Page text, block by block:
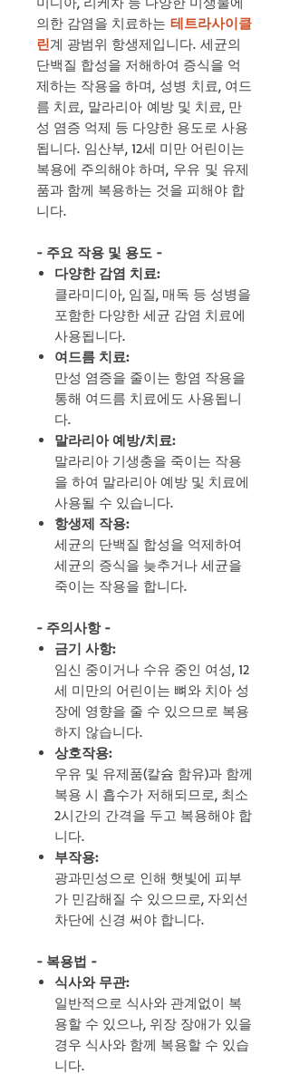
의한 감염을 치료하는 테트라사이클
린계 광범위 항생제입니다. 세균의
단백질 합성을 저해하여 증식을 억
제하는 작용을 하며, 성병 치료, 여드
름 치료, 말라리아 예방 및 치료, 만
성 염증 억제 등 다양한 용도로 사용
됩니다. 임산부, 12세 미만 어린이는
복용에 주의해야 하며, 우유 및 유제
품과 함께 복용하는 것을 피해야 합
니다.
- 주요 작용 및 용도 -
다양한 감염 치료:
클라미디아, 임질, 매독 등 성병을
포함한 다양한 세균 감염 치료에
사용됩니다.
여드름 치료:
만성 염증을 줄이는 항염 작용을
통해 여드름 치료에도 사용됩니
다.
말라리아 예방/치료:
말라리아 기생충을 죽이는 작용
을 하여 말라리아 예방 및 치료에
사용될 수 있습니다.
항생제 작용:
세균의 단백질 합성을 억제하여
세균의 증식을 늦추거나 세균을
죽이는 작용을 합니다.
- 주의사항 -
금기 사항:
임신 중이거나 수유 중인 여성, 12
세 미만의 어린이는 뼈와 치아 성
장에 영향을 줄 수 있으므로 복용
하지 않습니다.
상호작용:
우유 및 유제품(칼슘 함유)과 함께
복용 시 흡수가 저해되므로, 최소
2시간의 간격을 두고 복용해야 합
니다.
부작용:
광과민성으로 인해 햇빛에 피부
가 민감해질 수 있으므로, 자외선
차단에 신경 써야 합니다.
- 복용법 -
식사와 무관:
일반적으로 식사와 관계없이 복
용할 수 있으나, 위장 장애가 있을
경우 식사와 함께 복용할 수 있습
니다.